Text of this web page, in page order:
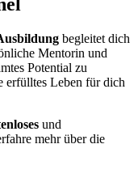
begleitet dich
Mentorin und
Potential zu
erfülltes Leben für dich
und
mehr über die